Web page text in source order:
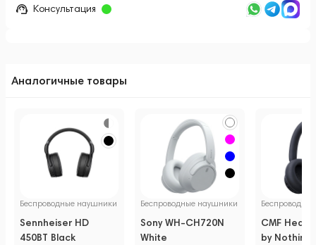
Консультация
Аналогичные товары
Беспроводные наушники
Sennheiser HD
450BT Black
Беспроводные наушники
Sony WH-CH720N
White
CMF
by Nothing